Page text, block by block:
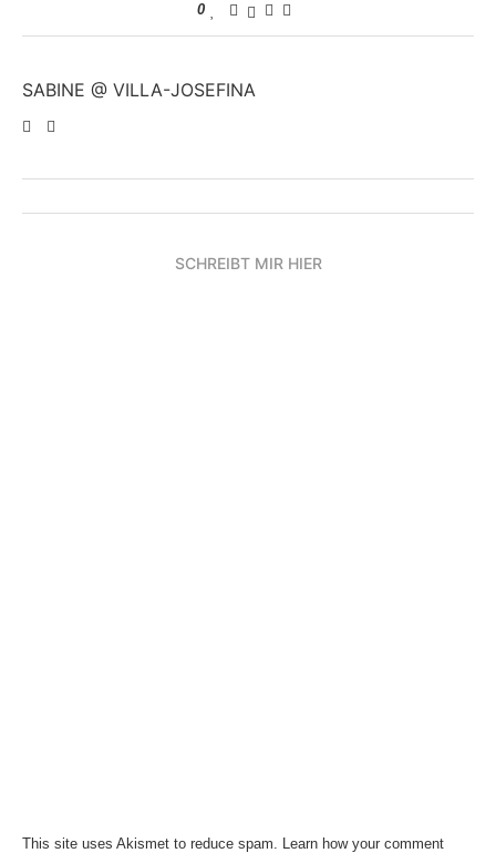
0
SABINE @ VILLA-JOSEFINA
SCHREIBT MIR HIER
This site uses Akismet to reduce spam. Learn how your comment